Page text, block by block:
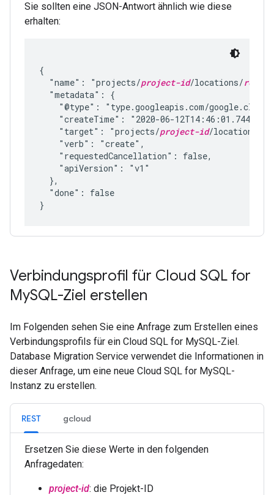
Sie sollten eine JSON-Antwort ähnlich wie diese
erhalten:
{
  "name": "projects/
project-id/locations/region
  "metadata": {
"@type": "type.googleapis.com/
"createTime": "2020-06-
    "target": "projects/
project-id/locations/
    "verb": "create",
    "requestedCancellation": false,
    "apiVersion": "v1"
  },
  "done": false
Verbindungsprofil für Cloud SQL for
MySQL-Ziel erstellen
Im Folgenden sehen Sie eine Anfrage zum Erstellen eines
Verbindungsprofils für ein Cloud SQL for MySQL-Ziel.
Database Migration Service verwendet die Informationen in
dieser Anfrage, um eine neue Cloud SQL for MySQL-
Instanz zu erstellen.
REST gcloud
Ersetzen Sie diese Werte in den folgenden
Anfragedaten:
project-id: die Projekt-ID